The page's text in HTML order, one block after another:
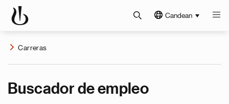
Candean
Carreras
Buscador de empleo